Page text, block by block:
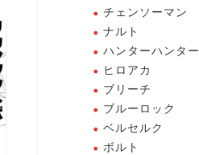
チェンソーマン
ナルト
ハンターハンター
ヒロアカ
ブリーチ
ブルーロック
ベルセルク
ボルト